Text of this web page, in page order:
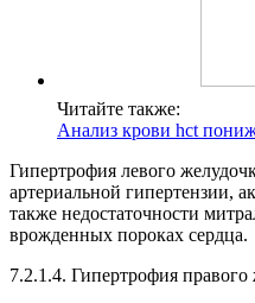
Читайте также:
Анализ крови hct
Гипертрофия левого
артериальной гипертензии,
также недостаточности
врожденных пороках сердца.
7.2.1.4. Гипертрофия правого